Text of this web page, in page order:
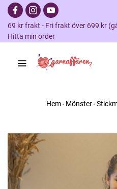
69 kr frakt - Fri frakt över 699 kr
Hitta min order
Hem Mönster